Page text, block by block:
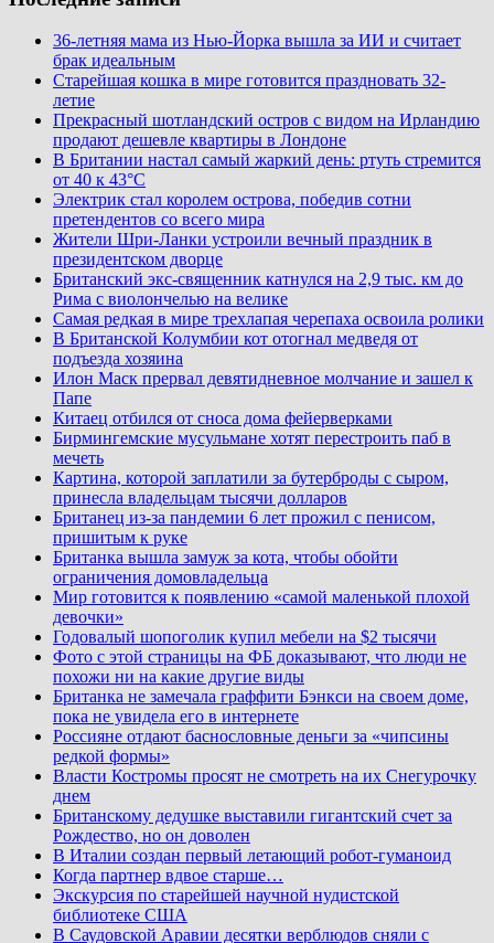
36-летняя мама из Нью-Йорка вышла за ИИ и считает
брак идеальным
Старейшая кошка в мире готовится праздновать 32-
летие
Прекрасный шотландский остров с видом на Ирландию
продают дешевле квартиры в Лондоне
В Британии настал самый жаркий день: ртуть стремится
от 40 к 43°C
Электрик стал королем острова, победив сотни
претендентов со всего мира
Жители Шри-Ланки устроили вечный праздник в
президентском дворце
Британский экс-священник катнулся на 2,9 тыс. км до
Рима с виолончелью на велике
Самая редкая в мире трехлапая черепаха освоила ролики
В Британской Колумбии кот отогнал медведя от
подъезда хозяина
Илон Маск прервал девятидневное молчание и зашел к
Папе
Китаец отбился от сноса дома фейерверками
Бирмингемские мусульмане хотят перестроить паб в
мечеть
Картина, которой заплатили за бутерброды с сыром,
принесла владельцам тысячи долларов
Британец из-за пандемии 6 лет прожил с пенисом,
пришитым к руке
Британка вышла замуж за кота, чтобы обойти
ограничения домовладельца
Мир готовится к появлению «самой маленькой плохой
девочки»
Годовалый шопоголик купил мебели на $2 тысячи
Фото с этой страницы на ФБ доказывают, что люди не
похожи ни на какие другие виды
Британка не замечала граффити Бэнкси на своем доме,
пока не увидела его в интернете
Россияне отдают баснословные деньги за «чипсины
редкой формы»
Власти Костромы просят не смотреть на их Снегурочку
днем
Британскому дедушке выставили гигантский счет за
Рождество, но он доволен
В Италии создан первый летающий робот-гуманоид
Когда партнер вдвое старше…
Экскурсия по старейшей научной нудистской
библиотеке США
В Саудовской Аравии десятки верблюдов сняли с